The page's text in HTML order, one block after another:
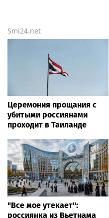
Smi24.net
Церемония прощания с
убитыми россиянами
проходит в Таиланде
"Все мое утекает":
россиянка из Вьетнама